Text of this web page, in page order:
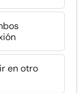
en otro